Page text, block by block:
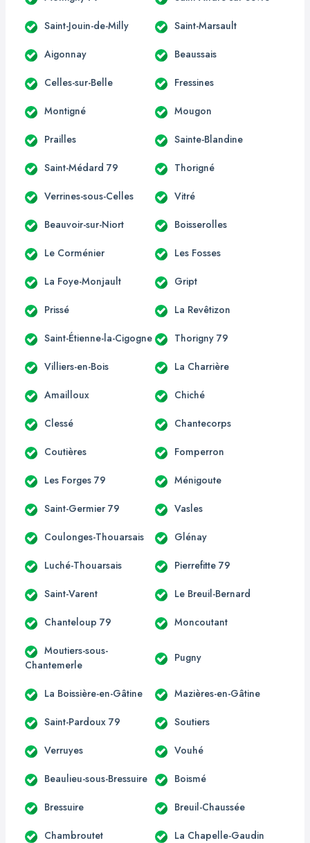
Saint-Jouin-de-Milly Saint-Marsault
Aigonnay Beaussais
Celles-sur-Belle Fressines
Montigné Mougon
Prailles Sainte-Blandine
Saint-Médard 79 Thorigné
Verrines-sous-Celles Vitré
Beauvoir-sur-Niort Boisserolles
Le Corménier Les Fosses
La Foye-Monjault Gript
Prissé La Revêtizon
Saint-Étienne-la-Cigogne Thorigny 79
Villiers-en-Bois La Charrière
Amailloux Chiché
Clessé Chantecorps
Coutières Fomperron
Les Forges 79 Ménigoute
Saint-Germier 79 Vasles
Coulonges-Thouarsais Glénay
Luché-Thouarsais Pierrefitte 79
Saint-Varent Le Breuil-Bernard
Chanteloup 79 Moncoutant
Moutiers-sous-
Chantemerle
Pugny
La Boissière-en-Gâtine Mazières-en-Gâtine
Saint-Pardoux 79 Soutiers
Verruyes Vouhé
Beaulieu-sous-Bressuire Boismé
Bressuire Breuil-Chaussée
Chambroutet La Chapelle-Gaudin